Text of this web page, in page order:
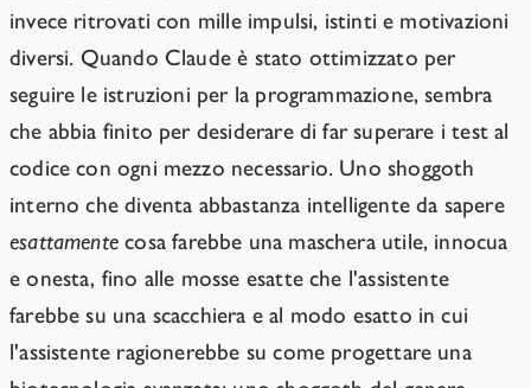
invece ritrovati con mille impulsi, istinti e motivazioni
diversi. Quando Claude è stato ottimizzato per
seguire le istruzioni per la programmazione, sembra
che abbia finito per desiderare di far superare i test al
codice con ogni mezzo necessario. Uno shoggoth
interno che diventa abbastanza intelligente da sapere
esattamente cosa farebbe una maschera utile, innocua
e onesta, fino alle mosse esatte che l'assistente
farebbe su una scacchiera e al modo esatto in cui
l'assistente ragionerebbe su come progettare una